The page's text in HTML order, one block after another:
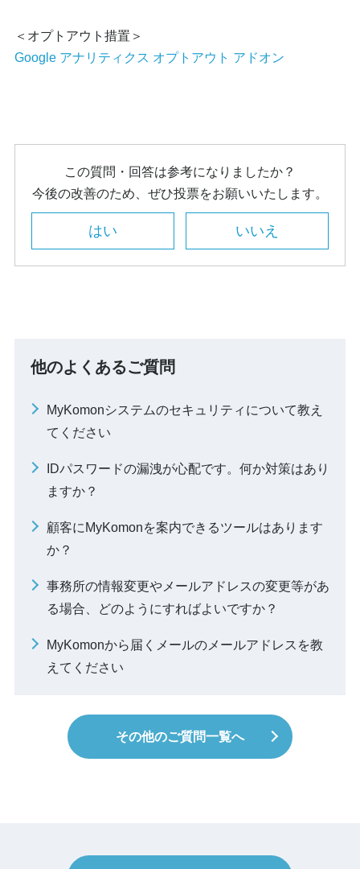
＜オプトアウト措置＞
Google アナリティクス オプトアウト アドオン
この質問・回答は参考になりましたか？
今後の改善のため、ぜひ投票をお願いいたします。
はい いいえ
他のよくあるご質問
MyKomonシステムのセキュリティについて教え
てください
IDパスワードの漏洩が心配です。何か対策はあり
ますか？
顧客にMyKomonを案内できるツールはあります
か？
事務所の情報変更やメールアドレスの変更等があ
る場合、どのようにすればよいですか？
MyKomonから届くメールのメールアドレスを教
えてください
その他のご質問一覧へ